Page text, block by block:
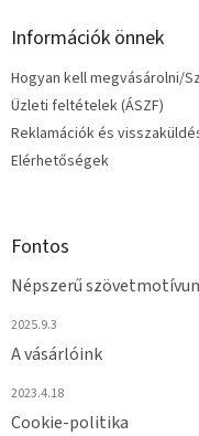
Információk önnek
Hogyan kell megvásárolni/
Üzleti feltételek (ÁSZF)
Reklamációk és
Elérhetőségek
Fontos
Népszerű
2025.9.3
A vásárlóink
2023.4.18
Cookie-politika